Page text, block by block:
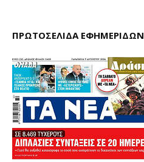
ΠΡΩΤΟΣΕΛΙΔΑ ΕΦΗΜΕΡΙΔΩΝ